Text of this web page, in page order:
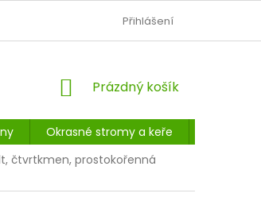
PODMÍNKY OCHRANY OSOBNÍCH
Přihlášení
NÁKUPNÍ
Prázdný košík
Okrasné stromy a keře
čtvrtkmen, prostokořenná